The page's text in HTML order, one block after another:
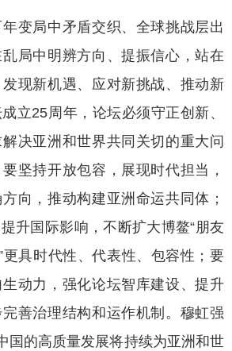
变局中矛盾交织、全球挑战层出
局中明辨方向、提振信心，站在
现新机遇、应对新挑战、推动新
立25周年，论坛必须守正创新、
决亚洲和世界共同关切的重大问
坚持开放包容，展现时代担当，
向，推动构建亚洲命运共同体；
升国际影响，不断扩大博鳌“朋友
更具时代性、代表性、包容性；要
动力，强化论坛智库建设、提升
善治理结构和运作机制。穆虹强
国的高质量发展将持续为亚洲和世